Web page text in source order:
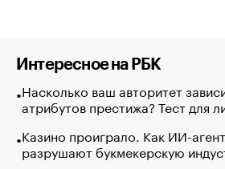
Интересное на РБК
Насколько ваш авторитет
атрибутов престижа? Тест для
Казино проиграло. Как ИИ-
разрушают букмекерскую